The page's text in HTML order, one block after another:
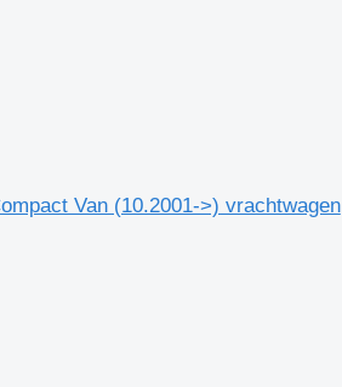
Van (10.2001->) vrachtwagen